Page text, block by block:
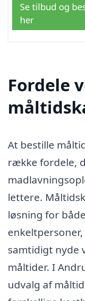
Se tilbud og
her
Fordele
At bestille
række fordele,
lettere.
løsning for
samtidigt nyde
måltider. I
udvalg af